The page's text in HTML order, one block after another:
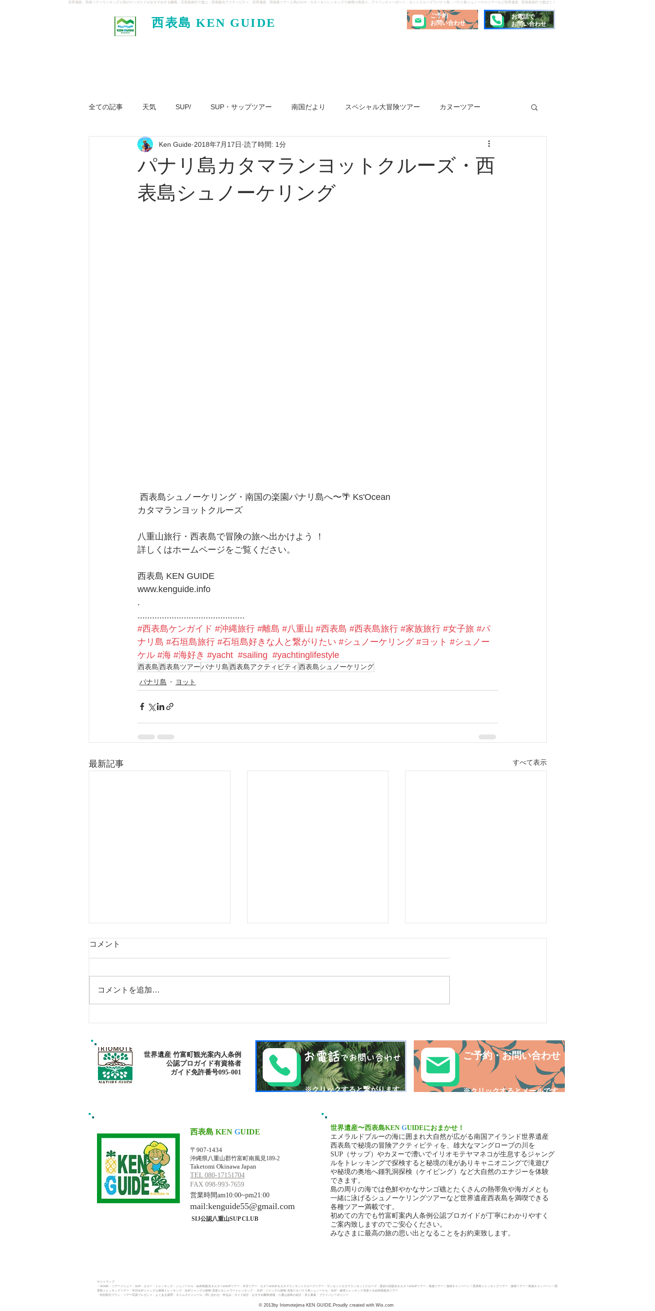
世界遺産、西表ツアーランキング人気のケンガイドがおすすめする離島・石垣島旅行で遊ぶ・西表観光アクティビティ、世界遺産、西表島ツアー人気のSUP・カヌー＆トレッキングで秘境の滝巡り、アドベンチャーボート・ヨットクルーズでパナリ島・バラス島シュノーケルツアーなど世界遺産、西表島旅行で遊ぼう！
西表島 KEN GUIDE
ご予約
お問い合わせ
お電話で
お問い合わせ
全ての記事 天気 SUP/ SUP・サップツアー 南国だより スペシャル大冒険ツアー カヌーツアー
ジャングル大冒険ツアー パナリ島 ヨット
パナリ島カタマランヨットクルーズ・西
表島シュノーケリング
Ken Guide 2018年7月17日 読了時間: 1分
西表島シュノーケリング・南国の楽園パナリ島へ〜🌴 Ks'Ocean
カタマランヨットクルーズ
八重山旅行・西表島で冒険の旅へ出かけよう ！
詳しくはホームページをご覧ください。
西表島 KEN GUIDE
www.kenguide.info
.
............................................
#西表島ケンガイド #沖縄旅行 #離島 #八重山 #西表島 #西表島旅行 #家族旅行 #女子旅 #パ
ナリ島 #石垣島旅行 #石垣島好きな人と繋がりたい #シュノーケリング #ヨット #シュノー
ケル #海 #海好き #yacht #sailing #yachtinglifestyle
西表島西表島ツアーパナリ島西表島アクティビティ 西表島シュノーケリング
パナリ島
ヨット
最新記事 すべて表示
パナリ島シュノーケリング
コメント
コメントを追加…
世界遺産 竹富町観光案内人条例
公認プロガイド有資格者
​ガイド免許番号095-001​​
お電話でお問い合わせ
​※クリックすると繋がります
ご予約・お問い合わせ
​※クリックするとメールです
西表島 KEN GUIDE
〒907-1434
沖縄県八重山郡竹富町南風見189-2
Taketomi Okinawa Japan
TEL 080-17151704
FAX 098-993-7659
営業時間am10:00~pm21:00
mail:kenguide55@gmail.com
SIJ公認八重山SUP CLUB
世界遺産〜西表島KEN GUIDEにおまかせ！
エメラルドブルーの海に囲まれ大自然が広がる南国アイランド世界遺産
西表島で秘境の冒険アクティビティを、雄大なマングローブの川を
SUP（サップ）やカヌーで漕いでイリオモテヤマネコが生息するジャング
ルをトレッキングで探検すると秘境の滝がありキャニオニングで滝遊び
や秘境の奥地へ鍾乳洞探検（ケイビング）など大自然のエナジーを体験
できます。
島の周りの海では色鮮やかなサンゴ礁とたくさんの熱帯魚や海ガメとも
一緒に泳げるシュノーケリングツアーなど世界遺産西表島を満喫できる
各種ツアー満載です。
初めての方でも竹富町案内人条例公認プロガイドが丁寧にわかりやすく
ご案内致しますのでご安心ください。
みなさまに最高の旅の思い出となることをお約束致します。
サイトマップ
・HOME ・ツアーメニュー ・SUP ・カヌー ・トレッキング​ ・シュノーケル・ 由布島観光＆カヌーorSUPツアー ・ 半日ツアー ・ カヌーorSUP＆カタマランヨットクルーズツアー・ サンセットカタマランヨットクルーズ・ 星砂の浜観光＆カヌーorSUPツアー・ 島旅ツアー！旅得キャンペーン！西表島トレッキングツアー・ 旅得ツアー！島旅キャンペーン！西
表島トレッキングツアー・ 半日SUPジャングル探検トレッキング ・ SUPジャングル探検.滝巡り＆シャワートレッキング ・ SUP・ジャングル探検.滝巡り＆バラス島シュノーケル・ SUP・秘境トレッキング滝巡り＆由布島観光ツアー
・ 特別割引プラン ・ ツアー写真プレゼント ・よくある質問 ・タイムスケジュール ・問い合わせ・申込み​ ・ガイド紹介 ・おすすめ離島情報 ・八重山諸島の紹介 ・求人募集 ・プライバシーポリシー
© 2013by Iriomotejima KEN GUIDE.Proudly created with Wix.com